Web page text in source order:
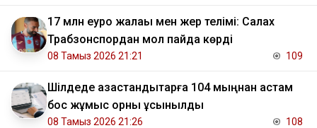
17 млн еуро жалақы мен жер телімі: Салах
Трабзонспордан мол пайда көрді
08 Тамыз 2026 21:21 109
​Шілдеде қазақстандықтарға 104 мыңнан астам
бос жұмыс орны ұсынылды
08 Тамыз 2026 21:26 108